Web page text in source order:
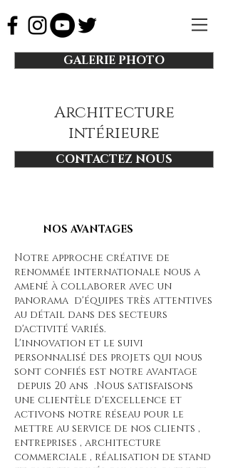
NOS AVANTAGES
Notre approche créative de
renommée internationale nous a
amené à collaborer avec un
panorama d'équipes très attentives
au détail dans des secteurs
d'activité variés.
L'innovation et le suivi
personnalisé des projets qui nous
sont confiés est notre avantage
depuis 20 ans .Nous satisfaisons
une clientèle d'excellence et
activons notre réseau pour le
mettre au service de nos clients ,
entreprises , architecture
commerciale , réalisation de stand
Architecture
intérieure
GALERIE PHOTO
CONTACTEZ NOUS